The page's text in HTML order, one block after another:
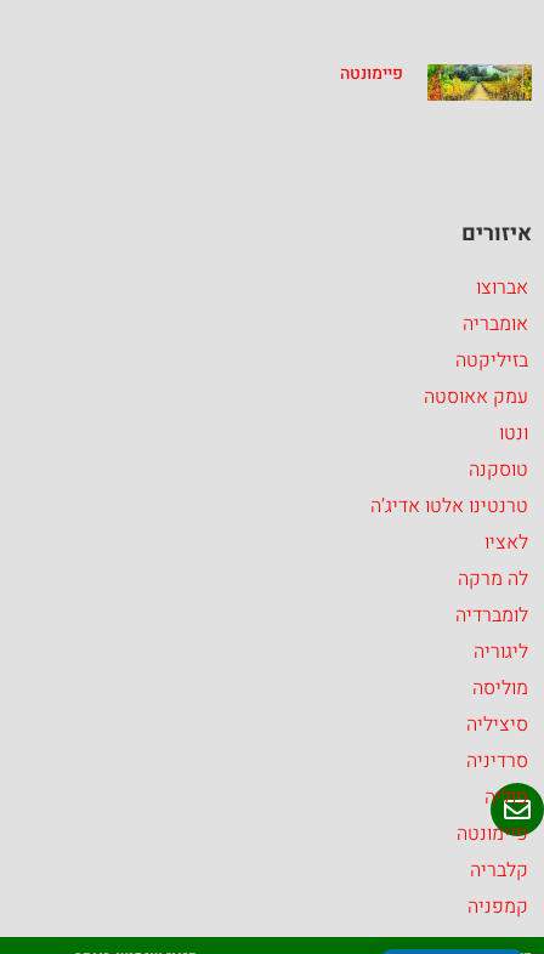
פיימונטה
איזורים
אברוצו
אומבריה
בזיליקטה
עמק אאוסטה
ונטו
טוסקנה
טרנטינו אלטו אדיג’ה
לאציו
לה מרקה
לומברדיה
ליגוריה
מוליסה
סיציליה
סרדיניה
פוליה
פיימונטה
קלבריה
קמפניה